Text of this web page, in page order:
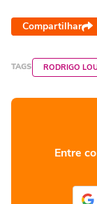
Compartilhar
TAGS RODRIGO
Entre